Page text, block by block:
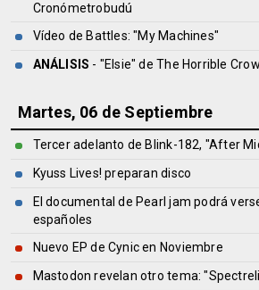
Cronómetrobudú
Vídeo de Battles: "My Machines"
ANÁLISIS - "Elsie" deThe Horrible
Martes, 06 de Septiembre
Tercer adelanto de Blink-182, "After
Kyuss Lives! preparan disco
El documental de Pearl jam podrá
españoles
Nuevo EP de Cynic en Noviembre
Mastodon revelan otro tema: